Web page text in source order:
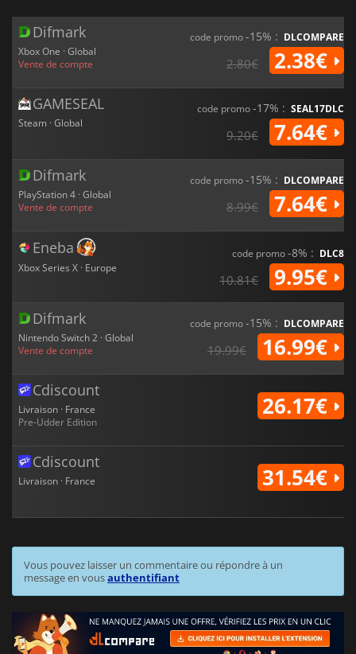
Difmark
Xbox One · Global
Vente de compte
code promo-15% : DLCOMPARE
2.80€ 2.38€
GAMESEAL
Steam · Global
code promo-17% : SEAL17DLC
9.20€ 7.64€
Difmark
PlayStation 4 · Global
Vente de compte
code promo-15% : DLCOMPARE
8.99€ 7.64€
Eneba
Xbox Series X · Europe
code promo-8% : DLC8
10.81€ 9.95€
Difmark
Nintendo Switch 2 · Global
Vente de compte
code promo-15% : DLCOMPARE
19.99€ 16.99€
Cdiscount
Livraison · France
Pre-Udder Edition
26.17€
Cdiscount
Livraison · France 31.54€
Vous pouvez laisser un commentaire ou répondre à un
message en vousauthentifiant